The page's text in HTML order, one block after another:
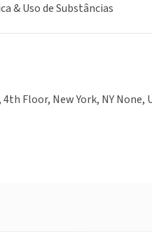
& Uso de Substâncias
Floor, New York, NY None,